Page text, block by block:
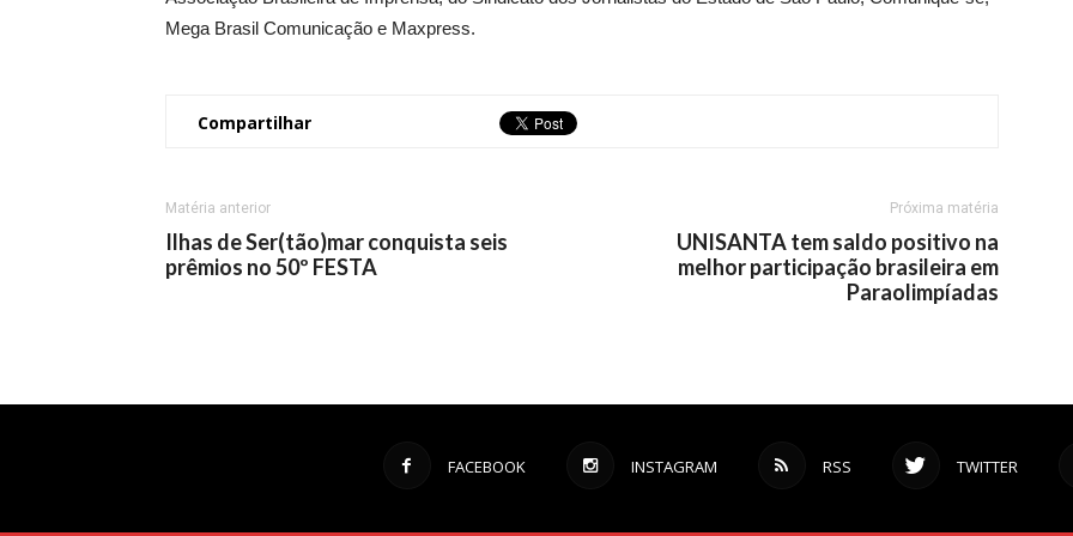
Mega Brasil Comunicação e Maxpress.
Compartilhar
Matéria anterior
Ilhas de Ser(tão)mar conquista seis
prêmios no 50º FESTA
Próxima matéria
UNISANTA tem saldo positivo na
melhor participação brasileira em
Paraolimpíadas
FACEBOOK INSTAGRAM RSS TWITTER